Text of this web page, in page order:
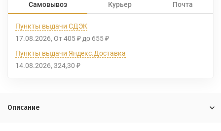
Самовывоз Курьер Почта
Пункты выдачи СДЭК
17.08.2026 От 405 ₽ до 655 ₽
Пункты выдачи Яндекс.Доставка
14.08.2026 324,30 ₽
Описание